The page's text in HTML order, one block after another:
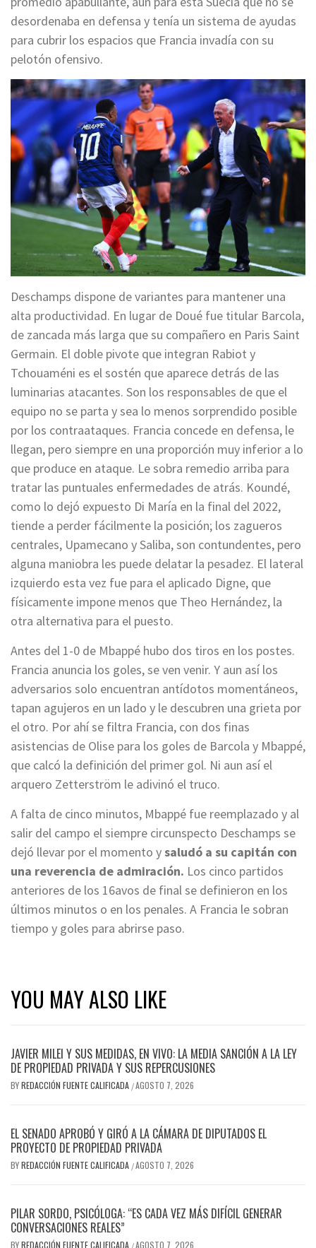
desordenaba en defensa y tenía un sistema de ayudas
para cubrir los espacios que Francia invadía con su
pelotón ofensivo.
Deschamps dispone de variantes para mantener una
alta productividad. En lugar de Doué fue titular Barcola,
de zancada más larga que su compañero en Paris Saint
Germain. El doble pivote que integran Rabiot y
Tchouaméni es el sostén que aparece detrás de las
luminarias atacantes. Son los responsables de que el
equipo no se parta y sea lo menos sorprendido posible
por los contraataques. Francia concede en defensa, le
llegan, pero siempre en una proporción muy inferior a lo
que produce en ataque. Le sobra remedio arriba para
tratar las puntuales enfermedades de atrás. Koundé,
como lo dejó expuesto Di María en la final del 2022,
tiende a perder fácilmente la posición; los zagueros
centrales, Upamecano y Saliba, son contundentes, pero
alguna maniobra les puede delatar la pesadez. El lateral
izquierdo esta vez fue para el aplicado Digne, que
físicamente impone menos que Theo Hernández, la
otra alternativa para el puesto.
Antes del 1-0 de Mbappé hubo dos tiros en los postes.
Francia anuncia los goles, se ven venir. Y aun así los
adversarios solo encuentran antídotos momentáneos,
tapan agujeros en un lado y le descubren una grieta por
el otro. Por ahí se filtra Francia, con dos finas
asistencias de Olise para los goles de Barcola y Mbappé,
que calcó la definición del primer gol. Ni aun así el
arquero Zetterström le adivinó el truco.
A falta de cinco minutos, Mbappé fue reemplazado y al
salir del campo el siempre circunspecto Deschamps se
dejó llevar por el momento ysaludó a su capitán con
una reverencia de admiración. Los cinco partidos
anteriores de los 16avos de final se definieron en los
últimos minutos o en los penales. A Francia le sobran
tiempo y goles para abrirse paso.
YOU MAY ALSO LIKE
JAVIER MILEI Y SUS MEDIDAS, EN VIVO: LA MEDIA SANCIÓN A LA LEY
DE PROPIEDAD PRIVADA Y SUS REPERCUSIONES
BYREDACCIÓN FUENTE CALIFICADA /AGOSTO 7, 2026
EL SENADO APROBÓ Y GIRÓ A LA CÁMARA DE DIPUTADOS EL
PROYECTO DE PROPIEDAD PRIVADA
BYREDACCIÓN FUENTE CALIFICADA /AGOSTO 7, 2026
PILAR SORDO, PSICÓLOGA: “ES CADA VEZ MÁS DIFÍCIL GENERAR
CONVERSACIONES REALES”
BYREDACCIÓN FUENTE CALIFICADA /AGOSTO 7, 2026